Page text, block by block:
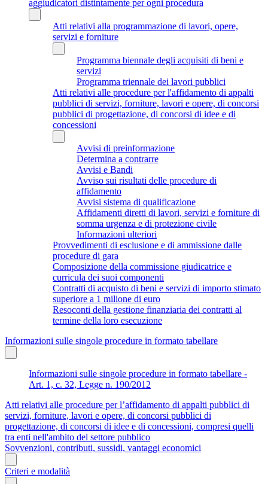
aggiudicatori distintamente per ogni procedura
Atti relativi alla programmazione di lavori, opere,
servizi e forniture
Programma biennale degli acquisiti di beni e
servizi
Programma triennale dei lavori pubblici
Atti relativi alle procedure per l'affidamento di appalti
pubblici di servizi, forniture, lavori e opere, di concorsi
pubblici di progettazione, di concorsi di idee e di
concessioni
Avvisi di preinformazione
Determina a contrarre
Avvisi e Bandi
Avviso sui risultati delle procedure di
affidamento
Avvisi sistema di qualificazione
Affidamenti diretti di lavori, servizi e forniture di
somma urgenza e di protezione civile
Informazioni ulteriori
Provvedimenti di esclusione e di ammissione dalle
procedure di gara
Composizione della commissione giudicatrice e
curricula dei suoi componenti
Contratti di acquisto di beni e servizi di importo stimato
superiore a 1 milione di euro
Resoconti della gestione finanziaria dei contratti al
termine della loro esecuzione
Informazioni sulle singole procedure in formato tabellare
Informazioni sulle singole procedure in formato tabellare -
Art. 1, c. 32, Legge n. 190/2012
Atti relativi alle procedure per l’affidamento di appalti pubblici di
servizi, forniture, lavori e opere, di concorsi pubblici di
progettazione, di concorsi di idee e di concessioni, compresi quelli
tra enti nell'ambito del settore pubblico
Sovvenzioni, contributi, sussidi, vantaggi economici
Criteri e modalità